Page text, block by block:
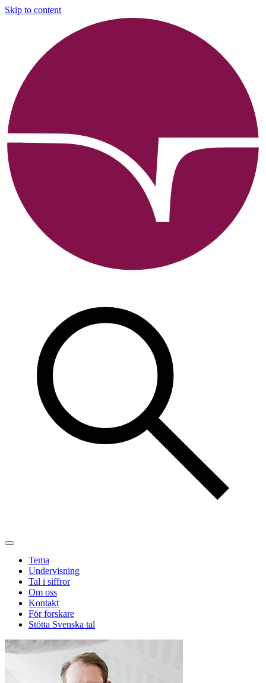
Skip to content
Tema
Undervisning
Tal i siffror
Om oss
Kontakt
För forskare
Stötta Svenska tal